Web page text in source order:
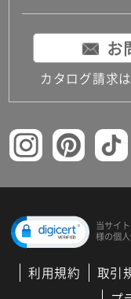
お
カタログ請求
当サイ
様の個
利用規約 取引